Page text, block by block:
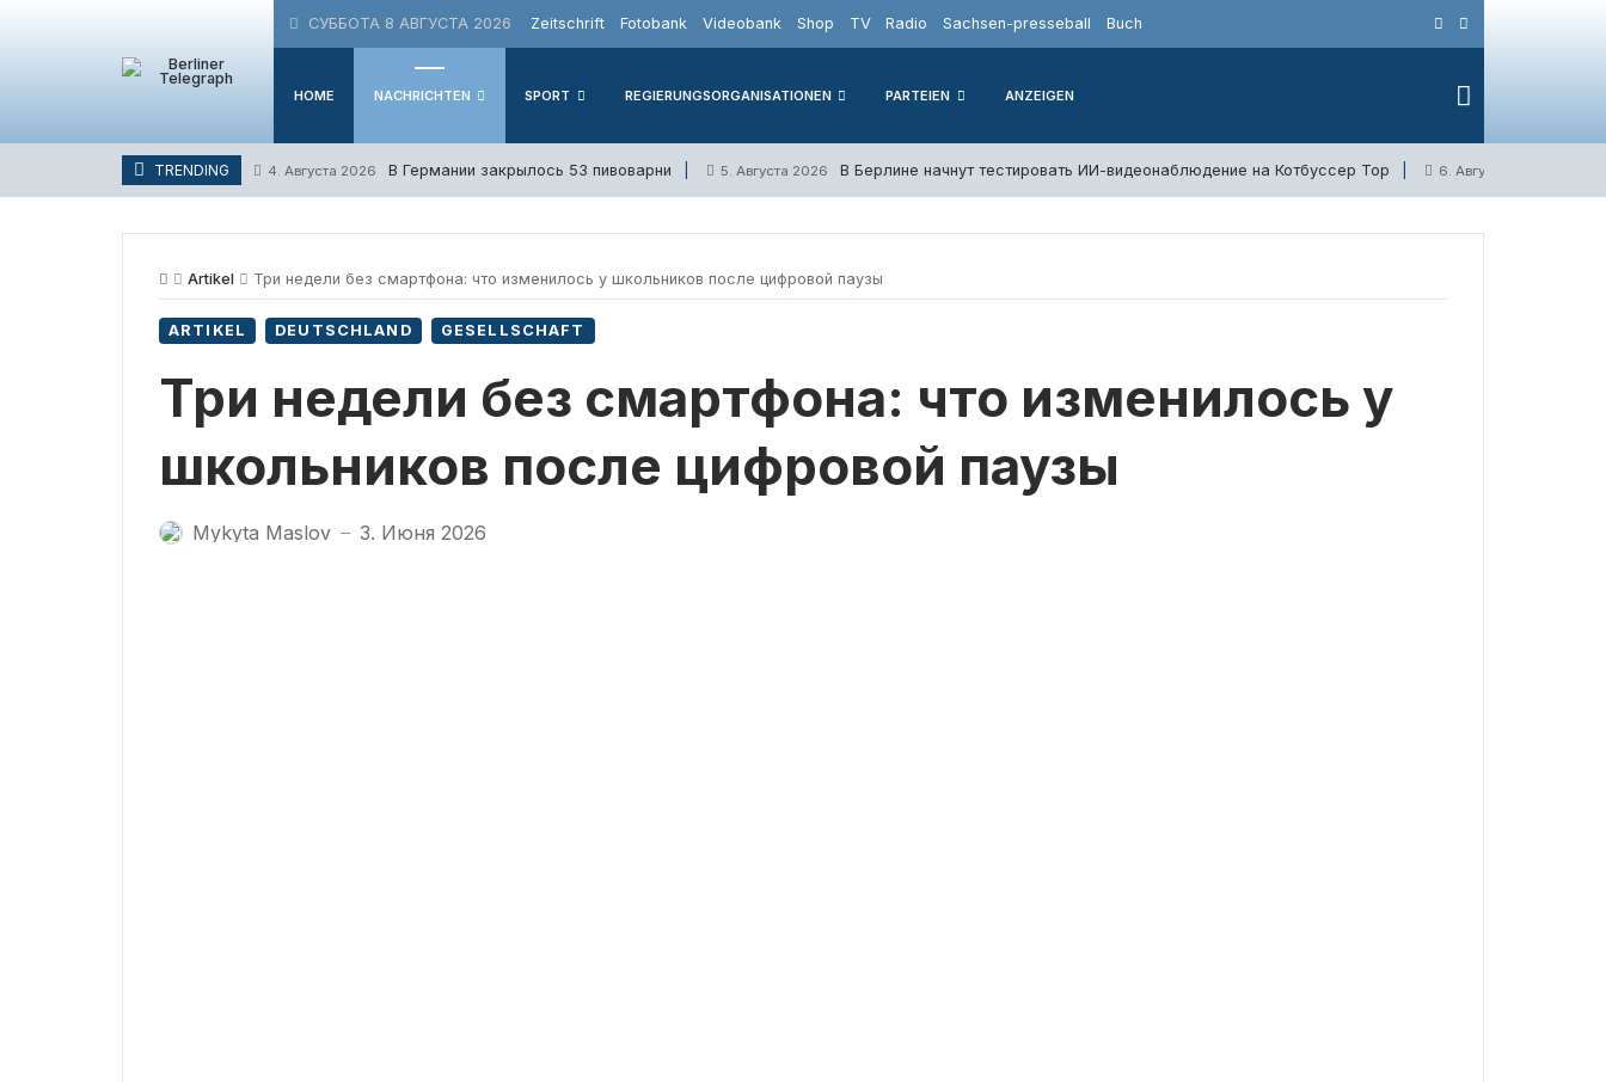
СУББОТА 8 АВГУСТА 2026 Zeitschrift Fotobank Videobank Shop TV Radio Sachsen-presseball Buch
HOME NACHRICHTEN SPORT REGIERUNGSORGANISATIONEN PARTEIEN ANZEIGEN
TRENDING 4. Августа 2026 В Германии закрылось 53 пивоварни 5. Августа 2026 В Берлине начнут тестировать ИИ-видеонаблюдение на Котбуссер Тор 6. Августа 2026
Artikel Три недели без смартфона: что изменилось у школьников после цифровой паузы
ARTIKEL DEUTSCHLAND GESELLSCHAFT
Три недели без смартфона: что изменилось у
школьников после цифровой паузы
Mykyta Maslov — 3. Июня 2026